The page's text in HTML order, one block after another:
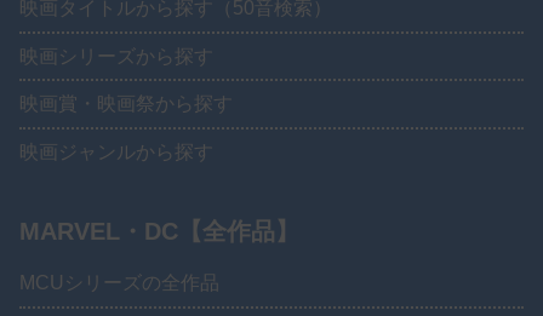
映画タイトルから探す（50音検索）
映画シリーズから探す
映画賞・映画祭から探す
映画ジャンルから探す
MARVEL・DC【全作品】
MCUシリーズの全作品